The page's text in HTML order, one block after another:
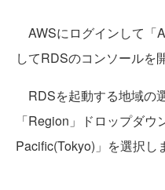
AWSにログインして「
してRDSのコンソールを
RDSを起動する地域の
「Region」ドロップダ
Pacific(Tokyo)」を選択し